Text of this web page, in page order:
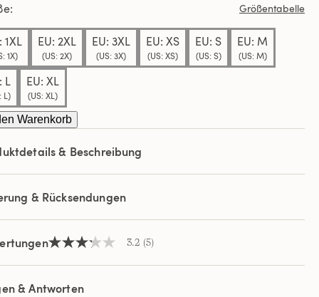
Größentabelle
1XL
1X)
EU: 2XL
(US: 2X)
EU: 3XL
(US: 3X)
EU: XS
(US: XS)
EU: S
(US: S)
EU: M
(US: M)
L
L)
EU: XL
(US: XL)
Warenkorb
& Beschreibung
& Rücksendungen
3.2
5
Sternen,
Durchschnittswert
3.2 (5)
& Antworten